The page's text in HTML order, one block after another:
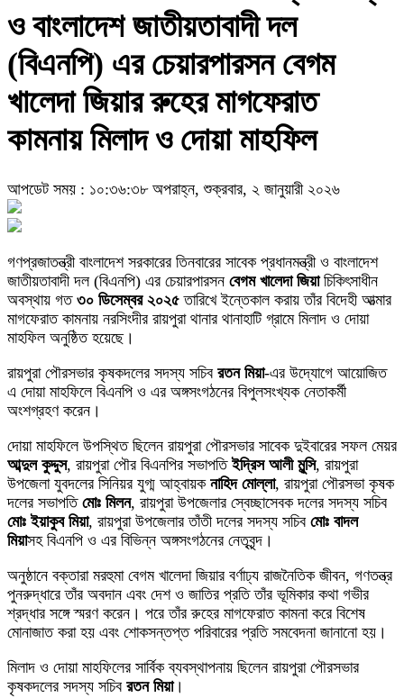
ও বাংলাদেশ জাতীয়তাবাদী দল
(বিএনপি) এর চেয়ারপারসন বেগম
খালেদা জিয়ার রুহের মাগফেরাত
কামনায় মিলাদ ও দোয়া মাহফিল
আপডেট সময় : ১০:৩৬:৩৮ অপরাহ্ন, শুক্রবার, ২ জানুয়ারী ২০২৬
গণপ্রজাতন্ত্রী বাংলাদেশ সরকারের তিনবারের সাবেক প্রধানমন্ত্রী ও বাংলাদেশ
জাতীয়তাবাদী দল (বিএনপি) এর চেয়ারপারসন বেগম খালেদা জিয়াচিকিৎসাধীন
অবস্থায় গত ৩০ ডিসেম্বর ২০২৫ তারিখে ইন্তেকাল করায় তাঁর বিদেহী আত্মার
মাগফেরাত কামনায় নরসিংদীর রায়পুরা থানার থানাহাটি গ্রামে মিলাদ ও দোয়া
মাহফিল অনুষ্ঠিত হয়েছে।
রায়পুরা পৌরসভার কৃষকদলের সদস্য সচিব রতন মিয়া-এর উদ্যোগে আয়োজিত
এ দোয়া মাহফিলে বিএনপি ও এর অঙ্গসংগঠনের বিপুলসংখ্যক নেতাকর্মী
অংশগ্রহণ করেন।
দোয়া মাহফিলে উপস্থিত ছিলেন রায়পুরা পৌরসভার সাবেক দুইবারের সফল মেয়র
আব্দুল কুদ্দুস, রায়পুরা পৌর বিএনপির সভাপতিইদ্রিস আলী মুন্সি, রায়পুরা
উপজেলা যুবদলের সিনিয়র যুগ্ম আহ্বায়ক নাহিদ মোল্লা, রায়পুরা পৌরসভা কৃষক
দলের সভাপতি মোঃ মিলন, রায়পুরা উপজেলার স্বেচ্ছাসেবক দলের সদস্য সচিব
মোঃ ইয়াকুব মিয়া, রায়পুরা উপজেলার তাঁতী দলের সদস্য সচিব মোঃ বাদল
মিয়াসহ বিএনপি ও এর বিভিন্ন অঙ্গসংগঠনের নেতৃবৃন্দ।
অনুষ্ঠানে বক্তারা মরহুমা বেগম খালেদা জিয়ার বর্ণাঢ্য রাজনৈতিক জীবন, গণতন্ত্র
পুনরুদ্ধারে তাঁর অবদান এবং দেশ ও জাতির প্রতি তাঁর ভূমিকার কথা গভীর
শ্রদ্ধার সঙ্গে স্মরণ করেন। পরে তাঁর রুহের মাগফেরাত কামনা করে বিশেষ
মোনাজাত করা হয় এবং শোকসন্তপ্ত পরিবারের প্রতি সমবেদনা জানানো হয়।
মিলাদ ও দোয়া মাহফিলের সার্বিক ব্যবস্থাপনায় ছিলেন রায়পুরা পৌরসভার
কৃষকদলের সদস্য সচিব রতন মিয়া।